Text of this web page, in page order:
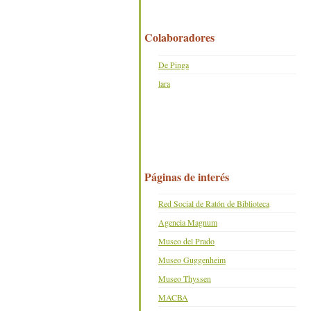
Colaboradores
De Pinga
lara
Páginas de interés
Red Social de Ratón de Biblioteca
Agencia Magnum
Museo del Prado
Museo Guggenheim
Museo Thyssen
MACBA